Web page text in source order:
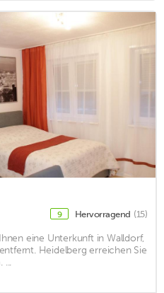
9 Hervorragend (15)
eine Unterkunft in Walldorf,
Heidelberg erreichen Sie
...